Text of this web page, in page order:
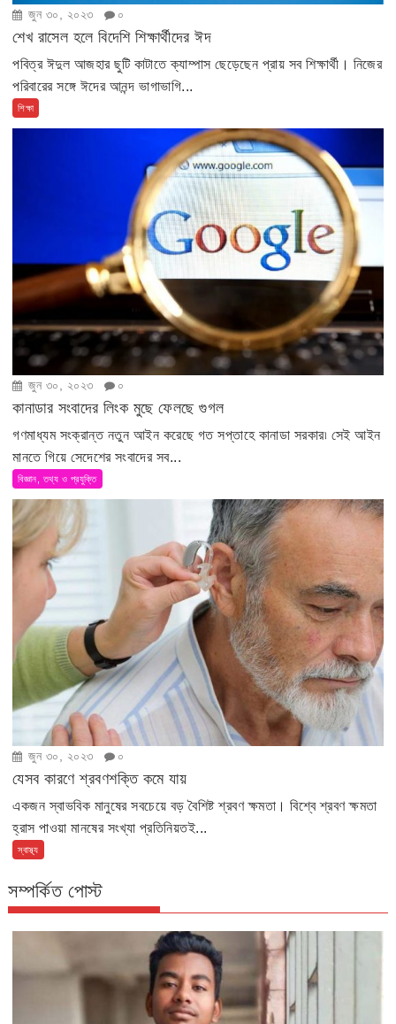
জুন ৩০, ২০২৩ ০
শেখ রাসেল হলে বিদেশি শিক্ষার্থীদের ঈদ
পবিত্র ঈদুল আজহার ছুটি কাটাতে ক্যাম্পাস ছেড়েছেন প্রায় সব শিক্ষার্থী। নিজের
পরিবারের সঙ্গে ঈদের আনন্দ ভাগাভাগি...
শিক্ষা
জুন ৩০, ২০২৩ ০
কানাডার সংবাদের লিংক মুছে ফেলছে গুগল
গণমাধ্যম সংক্রান্ত নতুন আইন করেছে গত সপ্তাহে কানাডা সরকার৷ সেই আইন
মানতে গিয়ে সেদেশের সংবাদের সব...
বিজ্ঞান, তথ্য ও প্রযুক্তি
জুন ৩০, ২০২৩ ০
যেসব কারণে শ্রবণশক্তি কমে যায়
একজন স্বাভবিক মানুষের সবচেয়ে বড় বৈশিষ্ট শ্রবণ ক্ষমতা। বিশ্বে শ্রবণ ক্ষমতা
হ্রাস পাওয়া মানষের সংখ্যা প্রতিনিয়তই...
স্বাস্থ্য
সম্পর্কিত পোস্ট